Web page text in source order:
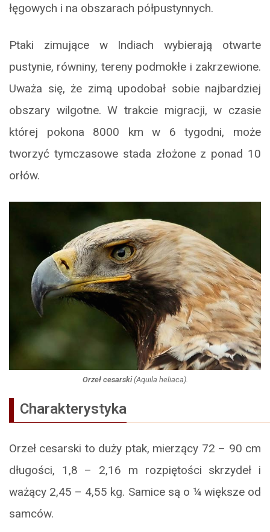
łęgowych i na obszarach półpustynnych.
Ptaki zimujące w Indiach wybierają otwarte
pustynie, równiny, tereny podmokłe i zakrzewione.
Uważa się, że zimą upodobał sobie najbardziej
obszary wilgotne. W trakcie migracji, w czasie
której pokona 8000 km w 6 tygodni, może
tworzyć tymczasowe stada złożone z ponad 10
orłów.
Orzeł cesarski(Aquila heliaca).
Charakterystyka
Orzeł cesarski to duży ptak, mierzący 72 – 90 cm
długości, 1,8 – 2,16 m rozpiętości skrzydeł i
ważący 2,45 – 4,55 kg. Samice są o ¼ większe od
samców.